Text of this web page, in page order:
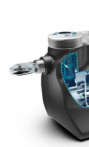
Sämaschinen
Scheibenpflüge
Schneefräsen
Schneeräumer
Schrotmühlen
Schwader für
Schweißgeräte
GYS
Hailo
Helvi
Henx
HiKOKI